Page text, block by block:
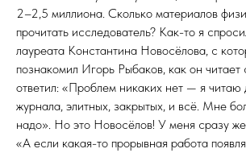
2–2,5 миллиона. Сколько материалов
прочитать исследователь? Как-то я
лауреата Константина Новосёлова, с
познакомил Игорь Рыбаков, как он читает
ответил: «Проблем никаких нет — я читаю
журнала, элитных, закрытых, и всё. Мне
надо». Но это Новосёлов! У меня сразу
«А если какая-то прорывная работа